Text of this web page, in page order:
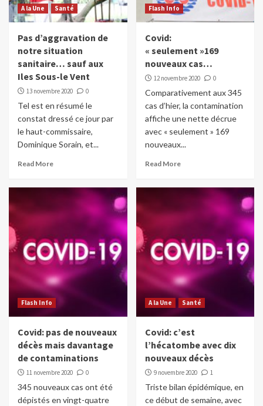
A la Une Santé
Pas d’aggravation de
notre situation
sanitaire… sauf aux
Iles Sous-le Vent
13 novembre 2020 0
Tel est en résumé le
constat dressé ce jour par
le haut-commissaire,
Dominique Sorain, et...
Read More
Flash Info
Covid:
« seulement »169
nouveaux cas…
12 novembre 2020 0
Comparativement aux 345
cas d’hier, la contamination
affiche une nette décrue
avec « seulement » 169
nouveaux...
Read More
Flash Info
Covid: pas de nouveaux
décès mais davantage
de contaminations
11 novembre 2020 0
345 nouveaux cas ont été
dépistés en vingt-quatre
A la Une Santé
Covid: c’est
l’hécatombe avec dix
nouveaux décès
9 novembre 2020 1
Triste bilan épidémique, en
ce début de semaine, avec